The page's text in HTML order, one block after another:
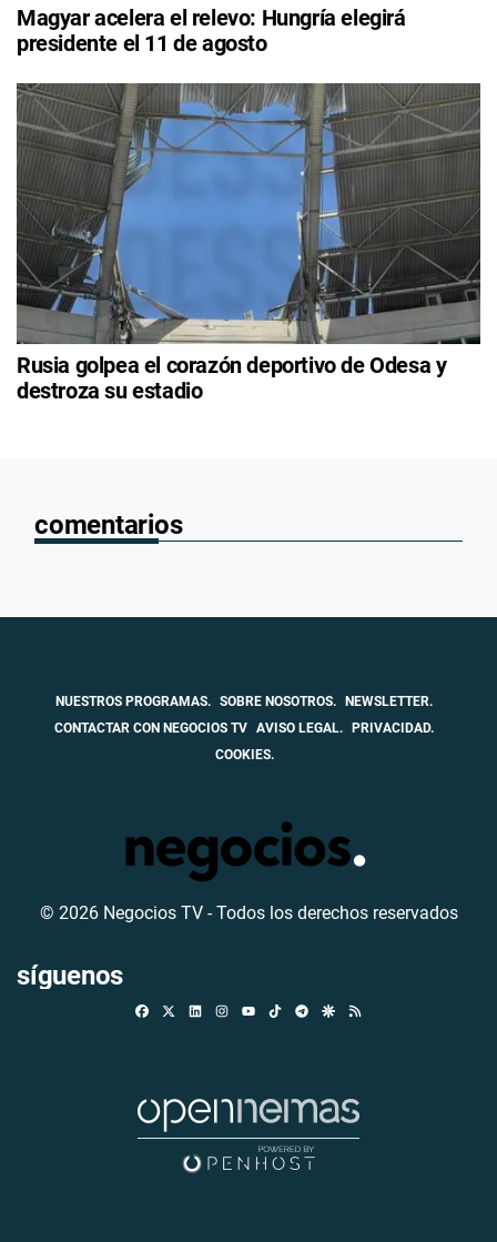
Magyar acelera el relevo: Hungría elegirá
presidente el 11 de agosto
Rusia golpea el corazón deportivo de Odesa y
destroza su estadio
comentarios
NUESTROS PROGRAMAS. SOBRE NOSOTROS.
NEWSLETTER.
CONTACTAR CON NEGOCIOS TV AVISO LEGAL.
PRIVACIDAD.
COOKIES.
© 2026 Negocios TV - Todos los derechos reservados
síguenos
FacebookLinkedinInstagramTikTokTelegramGoogle Discover